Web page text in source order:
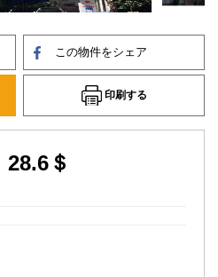
この物件をシェア
印刷する
28.6＄